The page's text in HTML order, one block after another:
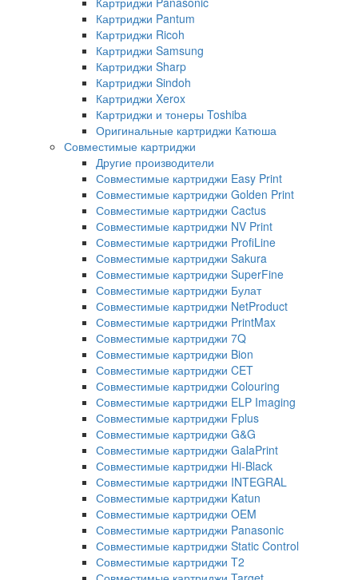
Картриджи Pantum
Картриджи Ricoh
Картриджи Samsung
Картриджи Sharp
Картриджи Sindoh
Картриджи Xerox
Картриджи и тонеры Toshiba
Оригинальные картриджи Катюша
Совместимые картриджи
Другие производители
Совместимые картриджи Easy Print
Совместимые картриджи Golden Print
Совместимые картриджи Cactus
Совместимые картриджи NV Print
Совместимые картриджи ProfiLine
Совместимые картриджи Sakura
Совместимые картриджи SuperFine
Совместимые картриджи Булат
Совместимые картриджи NetProduct
Совместимые картриджи PrintMax
Совместимые картриджи 7Q
Совместимые картриджи Bion
Совместимые картриджи CET
Совместимые картриджи Colouring
Совместимые картриджи ELP Imaging
Совместимые картриджи Fplus
Совместимые картриджи G&G
Совместимые картриджи GalaPrint
Совместимые картриджи Hi-Black
Совместимые картриджи INTEGRAL
Совместимые картриджи Katun
Совместимые картриджи OEM
Совместимые картриджи Panasonic
Совместимые картриджи Static Control
Совместимые картриджи T2